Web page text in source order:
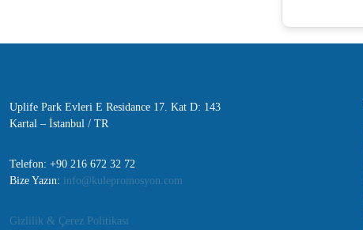
Uplife Park Evleri E Residance 17. Kat D: 143
Kartal – İstanbul / TR
Telefon: +90 216 672 32 72
Bize Yazın: info@kulepromosyon.com
Gizlilik & Çerez Politikası